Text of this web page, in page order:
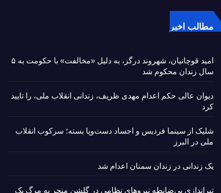
مطالب اخیر
امید قوچانیان، شهروند درگز، به دلیل «مخالفت» با حکومت به ۵
سال زندان محکوم شد
دیوان عالی حکم اعدام مهدی ظریف، زندانی انقلاب ملی، را تایید
کرد
شلیک از سینما فردیس و اجساد دست‌وپا بسته؛ سرکوب انقلاب
ملی در البرز
یک زندانی در زندان سمنان اعدام شد
تیراندازی بی‌ضابطه نیروهای نظامی در گلشن منجر به مرگ یک